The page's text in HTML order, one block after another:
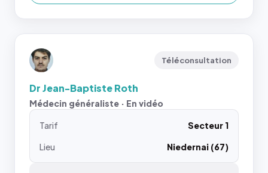
Téléconsultation
Dr Jean-Baptiste Roth
Médecin généraliste · En vidéo
Tarif
Secteur 1
Lieu
Niedernai (67)